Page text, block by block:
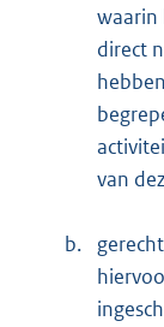
direct
van
b.